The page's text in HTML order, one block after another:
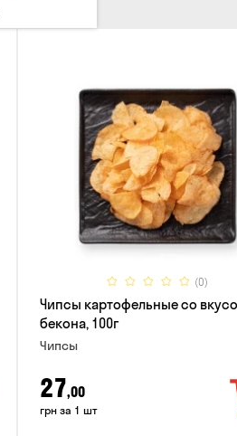
(0)
Чипсы картофельные со
бекона, 100г
Чипсы
27,00
грн за 1 шт